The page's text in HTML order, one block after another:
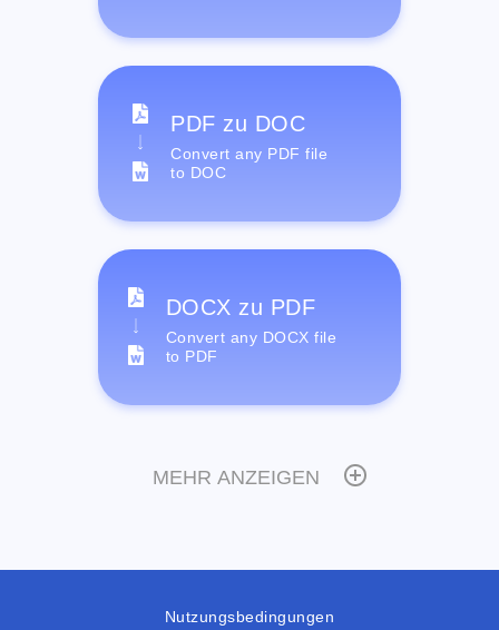
PDF zu DOC
Convert any PDF file
to DOC
DOCX zu PDF
Convert any DOCX file
to PDF
MEHR ANZEIGEN
Nutzungsbedingungen